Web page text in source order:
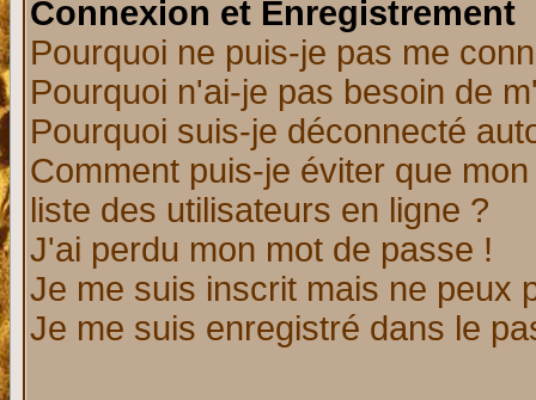
Connexion et Enregistrement
Pourquoi ne puis-je pas me
Pourquoi n'ai-je pas besoin de
Pourquoi suis-je déconnecté
Comment puis-je éviter que
liste des utilisateurs en ligne ?
J'ai perdu mon mot de passe !
Je me suis inscrit mais ne peux
Je me suis enregistré dans le